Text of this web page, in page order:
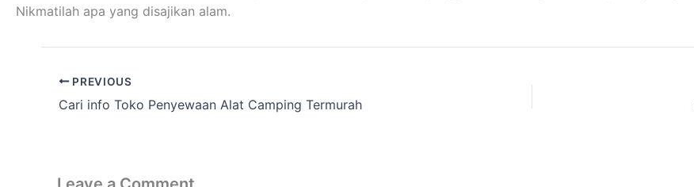
Nikmatilah apa yang disajikan alam.
PREVIOUS
Cari info Toko Penyewaan Alat Camping Termurah